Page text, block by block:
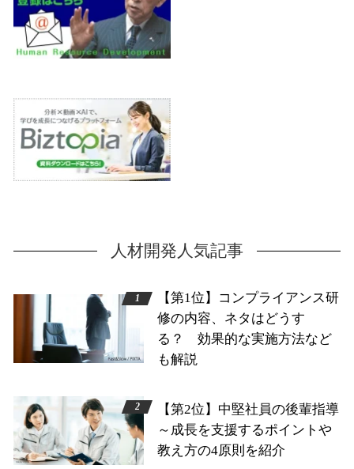
人材開発人気記事
【第1位】コンプライアンス研
修の内容、ネタはどうす
る？ 効果的な実施方法など
も解説
【第2位】中堅社員の後輩指導
～成長を支援するポイントや
教え方の4原則を紹介